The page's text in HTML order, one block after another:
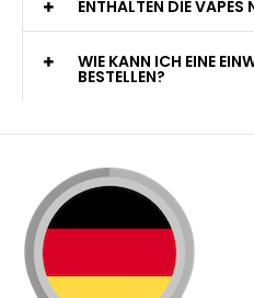
ENTHALTEN DIE VAPES
WIE KANN ICH EINE
BESTELLEN?